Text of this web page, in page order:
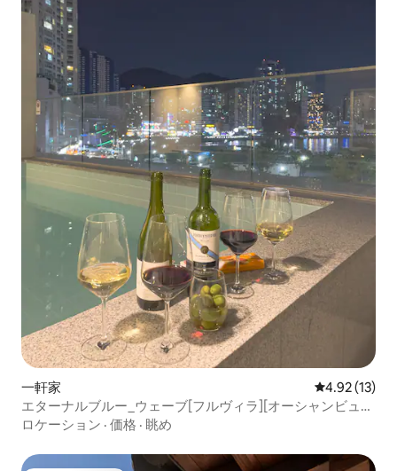
一軒家 レビュー13
4.92 (13)
エターナルブルー_ウェーブ[フルヴィラ][オーシャンビュ
ー][フィンランド式サウナ][松島ケーブルカー][無料駐車場]
ロケーション · 価格 · 眺め